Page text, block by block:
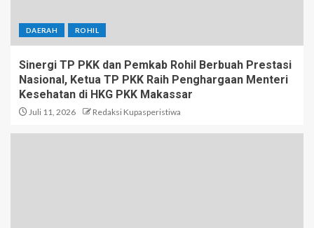
DAERAH ROHIL
Sinergi TP PKK dan Pemkab Rohil Berbuah Prestasi
Nasional, Ketua TP PKK Raih Penghargaan Menteri
Kesehatan di HKG PKK Makassar
Juli 11, 2026 Redaksi Kupasperistiwa